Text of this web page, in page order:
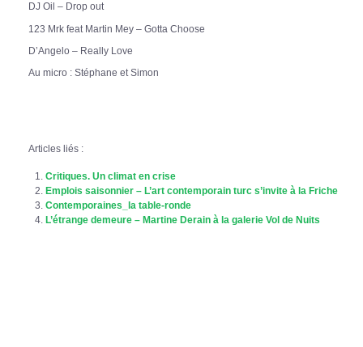
DJ Oil – Drop out
123 Mrk feat Martin Mey – Gotta Choose
D’Angelo – Really Love
Au micro : Stéphane et Simon
Articles liés :
Critiques. Un climat en crise
Emplois saisonnier – L’art contemporain turc s’invite à la Friche
Contemporaines_la table-ronde
L’étrange demeure – Martine Derain à la galerie Vol de Nuits